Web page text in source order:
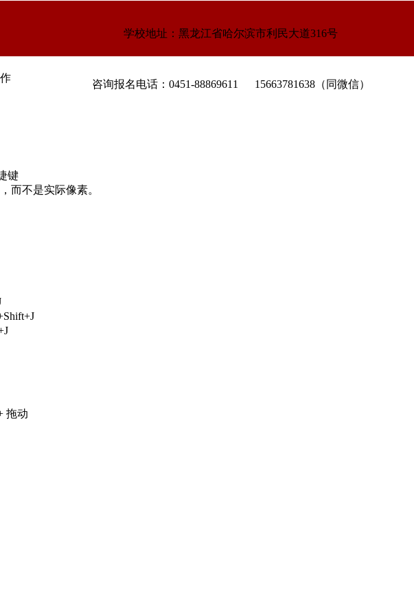
键
而不是实际像素。
拖动
学校地址：黑龙江省哈尔滨市利民大道316号
咨询报名电话：0451-88869611 15663781638（同微信）